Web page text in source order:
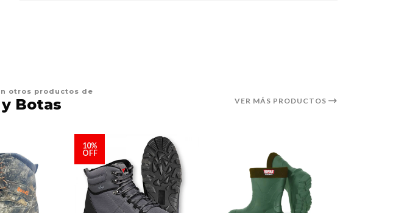
otros productos de
Botas VER MÁS PRODUCTOS
10%
OFF